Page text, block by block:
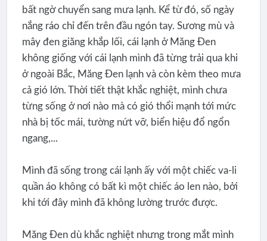
bất ngờ chuyển sang mưa lạnh. Kể từ đó, số ngày
nắng ráo chỉ đến trên đầu ngón tay. Sương mù và
mây đen giăng khắp lối, cái lạnh ở Măng Đen
không giống với cái lạnh mình đã từng trải qua khi
ở ngoài Bắc, Măng Đen lạnh và còn kèm theo mưa
cả gió lớn. Thời tiết thật khắc nghiệt, mình chưa
từng sống ở nơi nào mà có gió thổi mạnh tới mức
nhà bị tốc mái, tường nứt vỡ, biển hiệu đổ ngổn
ngang,...
Mình đã sống trong cái lạnh ấy với một chiếc va-li
quần áo không có bất kì một chiếc áo len nào, bởi
khi tới đây mình đã không lường trước được.
Măng Đen dù khắc nghiệt nhưng trong mắt mình